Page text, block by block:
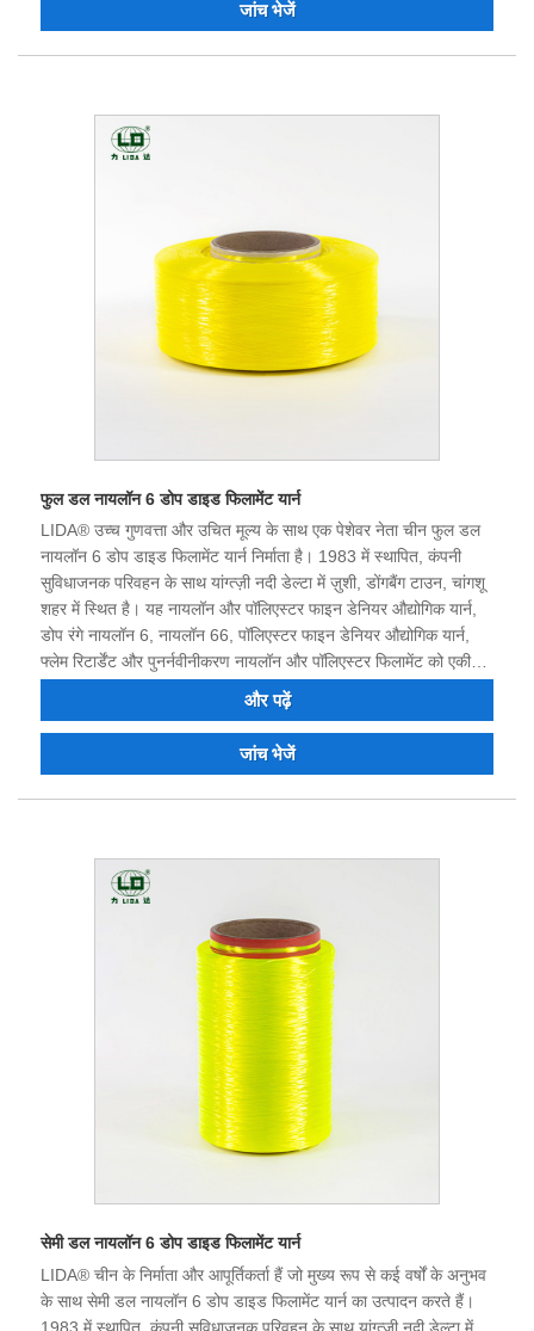
​​है कि हम भविष्य में जीत-जीत की स्थिति के लिए आपके साथ सहयोग कर सकते
जांच भेजें
फुल डल नायलॉन 6 डोप डाइड फिलामेंट यार्न
LIDA® उच्च गुणवत्ता और उचित मूल्य के साथ एक पेशेवर नेता चीन फुल डल
नायलॉन 6 डोप डाइड फिलामेंट यार्न निर्माता है। 1983 में स्थापित, कंपनी
सुविधाजनक परिवहन के साथ यांग्त्ज़ी नदी डेल्टा में ज़ुशी, डोंगबैंग टाउन, चांगशू
शहर में स्थित है। यह नायलॉन और पॉलिएस्टर फाइन डेनियर औद्योगिक यार्न,
डोप रंगे नायलॉन 6, नायलॉन 66, पॉलिएस्टर फाइन डेनियर औद्योगिक यार्न,
फ्लेम रिटार्डेंट और पुनर्नवीनीकरण नायलॉन और पॉलिएस्टर फिलामेंट को एकीकृत
करने वाला निर्माता है। 40 वर्षों के संघर्ष और तकनीकी परिवर्तन और नवाचार के
बाद, उत्पाद की गुणवत्ता ने कई ग्राहकों का विश्वास और प्रशंसा जीती है। अब
कंपनी के पास मजबूत तकनीकी शक्ति, उत्कृष्ट उपकरण, पूर्ण परीक्षण उपकरण,
स्थिर उत्पाद गुणवत्ता, अच्छी प्रतिष्ठा है और आयात और निर्यात का अधिकार है।
और पढ़ें
जांच भेजें
सेमी डल नायलॉन 6 डोप डाइड फिलामेंट यार्न
LIDA® चीन के निर्माता और आपूर्तिकर्ता हैं जो मुख्य रूप से कई वर्षों के अनुभव
के साथ सेमी डल नायलॉन 6 डोप डाइड फिलामेंट यार्न का उत्पादन करते हैं।